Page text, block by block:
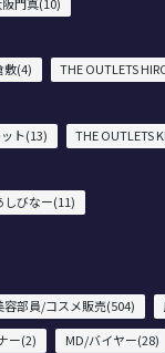
敷(4)
THE OUTLETS
ト(13)
THE OUTLETS
しびなー(11)
容部員/コスメ販売(504)
ー(2)
MD/バイヤー(28)